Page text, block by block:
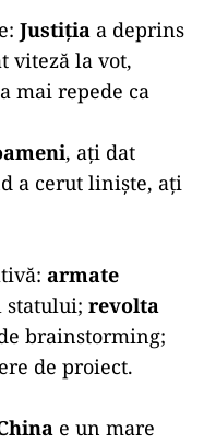
Justiția a deprins
viteză la vot,
mai repede ca
, ați dat
a cerut liniște, ați
armate
statului; revolta
brainstorming;
de proiect.
e un mare